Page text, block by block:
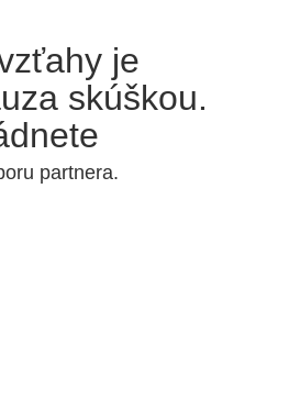
je
skúškou.
partnera.